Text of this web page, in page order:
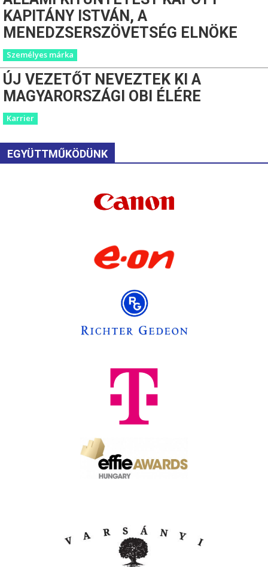
KAPITÁNY ISTVÁN, A
MENEDZSERSZÖVETSÉG ELNÖKE
Személyes márka
ÚJ VEZETŐT NEVEZTEK KI A
MAGYARORSZÁGI OBI ÉLÉRE
Karrier
EGYÜTTMŰKÖDÜNK